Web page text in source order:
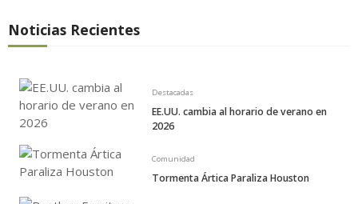
Noticias Recientes
Destacadas
EE.UU. cambia al horario de verano en
2026
Comunidad
Tormenta Ártica Paraliza Houston